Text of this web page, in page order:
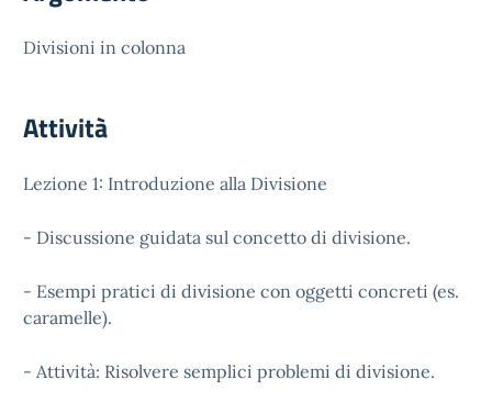
Divisioni in colonna
Attività
Lezione 1: Introduzione alla Divisione
- Discussione guidata sul concetto di divisione.
- Esempi pratici di divisione con oggetti concreti (es.
caramelle).
- Attività: Risolvere semplici problemi di divisione.